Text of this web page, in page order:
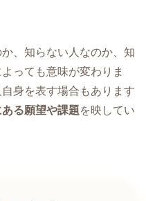
、知らない人なのか、知
っても意味が変わりま
身を表す場合もあります
る願望や課題を映してい